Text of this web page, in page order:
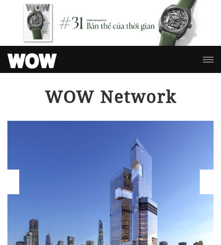
WOW Network